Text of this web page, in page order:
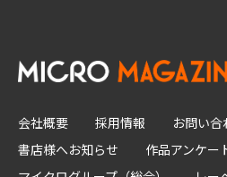
会社概要 採用情報
お問い合
書店様へお知らせ
作品アンケー